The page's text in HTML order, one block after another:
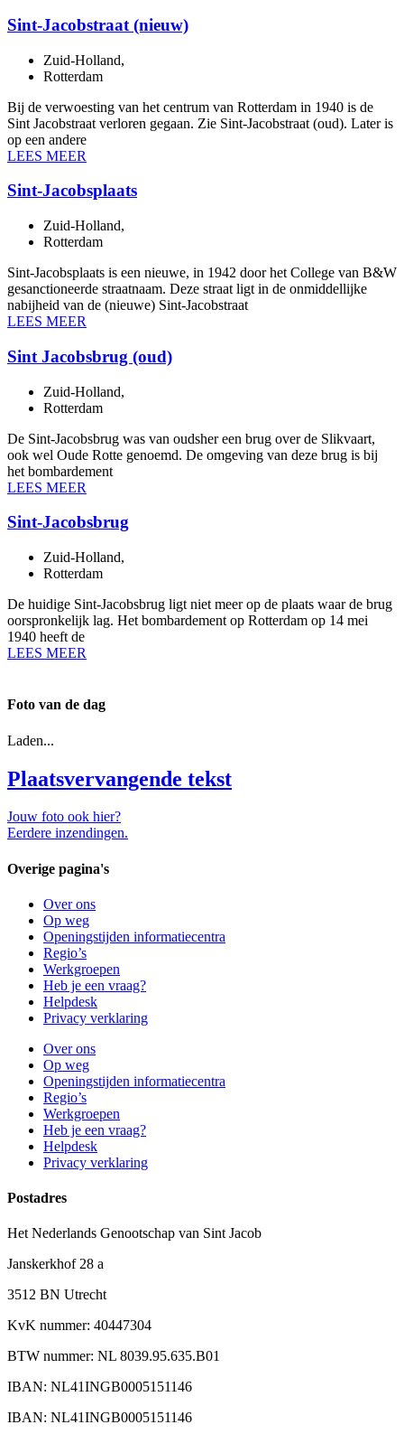
Sint-Jacobstraat (nieuw)
Zuid-Holland,
Rotterdam
Bij de verwoesting van het centrum van Rotterdam in 1940 is de
Sint Jacobstraat verloren gegaan. Zie Sint-Jacobstraat (oud). Later is
op een andere
LEES MEER
Sint-Jacobsplaats
Zuid-Holland,
Rotterdam
Sint-Jacobsplaats is een nieuwe, in 1942 door het College van B&W
gesanctioneerde straatnaam. Deze straat ligt in de onmiddellijke
nabijheid van de (nieuwe) Sint-Jacobstraat
LEES MEER
Sint Jacobsbrug (oud)
Zuid-Holland,
Rotterdam
De Sint-Jacobsbrug was van oudsher een brug over de Slikvaart,
ook wel Oude Rotte genoemd. De omgeving van deze brug is bij
het bombardement
LEES MEER
Sint-Jacobsbrug
Zuid-Holland,
Rotterdam
De huidige Sint-Jacobsbrug ligt niet meer op de plaats waar de brug
oorspronkelijk lag. Het bombardement op Rotterdam op 14 mei
1940 heeft de
LEES MEER
Foto van de dag
Laden...
Plaatsvervangende tekst
Jouw foto ook hier?
Eerdere inzendingen.
Overige pagina's
Over ons
Op weg
Openingstijden informatiecentra
Regio’s
Werkgroepen
Heb je een vraag?
Helpdesk
Privacy verklaring
Over ons
Op weg
Openingstijden informatiecentra
Regio’s
Werkgroepen
Heb je een vraag?
Helpdesk
Privacy verklaring
Postadres
Het Nederlands Genootschap van Sint Jacob
Janskerkhof 28 a
3512 BN Utrecht
KvK nummer: 40447304
BTW nummer: NL 8039.95.635.B01
IBAN: NL41INGB0005151146
IBAN: NL41INGB0005151146